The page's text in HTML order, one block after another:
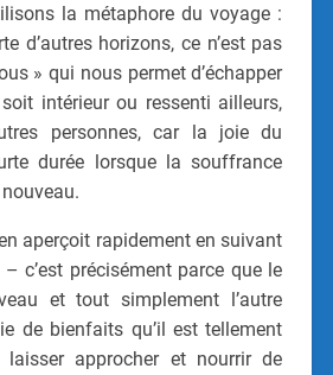
la métaphore du voyage :
d’autres horizons, ce n’est pas
» qui nous permet d’échapper
soit intérieur ou ressenti ailleurs,
personnes, car la joie du
durée lorsque la souffrance
aperçoit rapidement en suivant
c’est précisément parce que le
et tout simplement l’autre
de bienfaits qu’il est tellement
laisser approcher et nourrir de